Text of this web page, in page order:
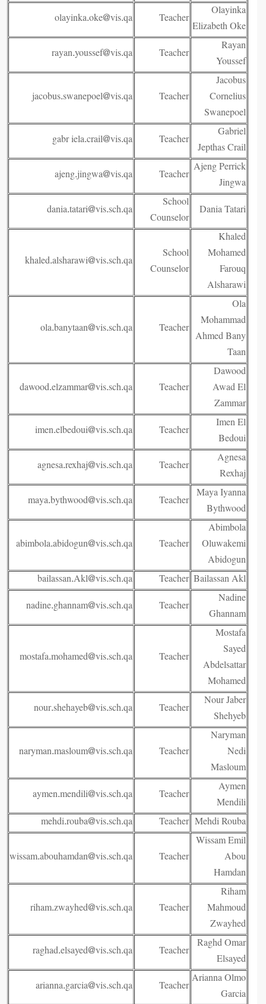
Olayinka
Elizabeth Oke
Teacher
olayinka.oke@vis.qa
Rayan
Youssef
Teacher
rayan.youssef@vis.qa
Jacobus
Cornelius
Swanepoel
Teacher
jacobus.swanepoel@vis.qa
Gabriel
Jepthas Crail
Teacher
gabriela.crail@vis.qa
Ajeng Perrick
Jingwa
Teacher
ajeng.jingwa@vis.qa
Dania Tatari
School
Counselor
dania.tatari@vis.sch.qa
Khaled
Mohamed
Farouq
Alsharawi
School
Counselor
khaled.alsharawi@vis.sch.qa
Ola
Mohammad
Ahmed Bany
Taan
Teacher
ola.banytaan@vis.sch.qa
Dawood
Awad El
Zammar
Teacher
dawood.elzammar@vis.sch.qa
Imen El
Bedoui
Teacher
imen.elbedoui@vis.sch.qa
Agnesa
Rexhaj
Teacher
agnesa.rexhaj@vis.sch.qa
Maya Iyanna
Bythwood
Teacher
maya.bythwood@vis.sch.qa
Abimbola
Oluwakemi
Abidogun
Teacher
abimbola.abidogun@vis.sch.qa
Bailassan Akl
Teacher
bailassan.Akl@vis.sch.qa
Nadine
Ghannam
Teacher
nadine.ghannam@vis.sch.qa
Mostafa
Sayed
Abdelsattar
Mohamed
Teacher
mostafa.mohamed@vis.sch.qa
Nour Jaber
Shehyeb
Teacher
nour.shehayeb@vis.sch.qa
Naryman
Nedi
Masloum
Teacher
naryman.masloum@vis.sch.qa
Aymen
Mendili
Teacher
aymen.mendili@vis.sch.qa
Mehdi Rouba
Teacher
mehdi.rouba@vis.sch.qa
Wissam Emil
Abou
Hamdan
Teacher
wissam.abouhamdan@vis.sch.qa
Riham
Mahmoud
Zwayhed
Teacher
riham.zwayhed@vis.sch.qa
Raghd Omar
Elsayed
Teacher
raghad.elsayed@vis.sch.qa
Arianna Olmo
Garcia
Teacher
arianna.garcia@vis.sch.qa